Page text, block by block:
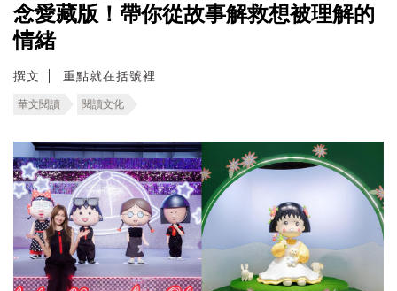
念愛藏版！帶你從故事解救想被理解的
情緒
撰文 重點就在括號裡
華文閱讀 閱讀文化